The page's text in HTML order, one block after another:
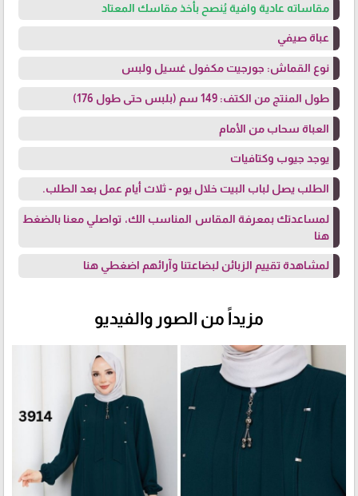
مقاساته عادية وافية يُنصح بأخذ مقاسك المعتاد
عباة صيفي
نوع القماش: جورجيت مكفول غسيل ولبس
طول المنتج من الكتف: 149 سم (بلبس حتى طول 176)
العباة سحاب من الأمام
يوجد جيوب وكتافيات
الطلب يصل لباب البيت خلال يوم - ثلاث أيام عمل بعد الطلب.
لمساعدتك بمعرفة المقاس المناسب الك، تواصلي معنابالضغط
هنا
لمشاهدة تقييم الزبائن لبضاعتنا وآرائهم اضغطي هنا
مزيداً من الصور والفيديو